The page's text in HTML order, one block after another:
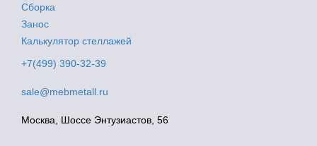
Сборка
Занос
Калькулятор стеллажей
+7(499) 390-32-39
sale@mebmetall.ru
Москва, Шоссе Энтузиастов, 56